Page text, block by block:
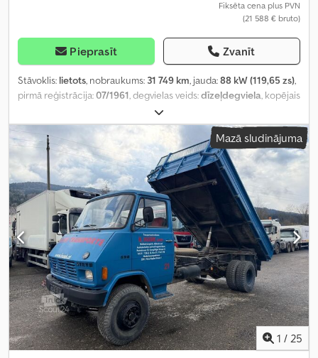
Fiksēta cena plus PVN
(21 588 € bruto)
Pieprasīt Zvanīt
Stāvoklis: lietots, nobraukums: 31 749 km, jauda:88 kW (119,65 zs),
pirmā reģistrācija:07/1961, degvielas veids:dīzeļdegviela, kopējais
, asu konfigurācija:
veids:mehānisks, krautuves garums:3 640 mm, iekraušanas vietas
platums:
, iekraušanas telpas augstums:400 mm,
Ražošanas gads:1959,
Mazā sludinājuma
1 / 25